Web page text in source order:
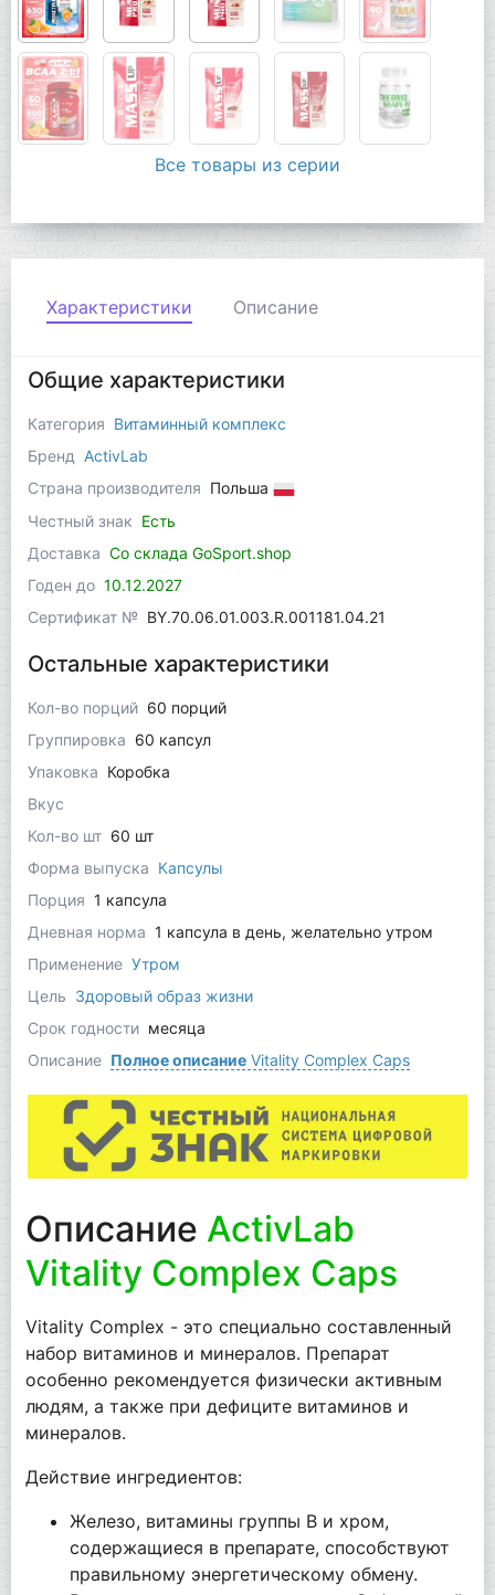
Все товары из серии
Характеристики Описание
Общие характеристики
Категория Витаминный комплекс
Бренд
ActivLab
Страна производителя Польша
Честный знак Есть
Доставка Со склада GoSport.shop
Годен до 10.12.2027
Сертификат № BY.70.06.01.003.R.001181.04.21
Остальные характеристики
Кол-во порций 60 порций
Группировка 60 капсул
Упаковка Коробка
Вкус
Кол-во шт 60 шт
Форма выпуска Капсулы
Порция 1 капсула
Дневная норма 1 капсула в день, желательно утром
Применение Утром
Цель Здоровый образ жизни
Срок годности месяца
Описание Полное описаниеVitality Complex Caps
Описание ActivLab
Vitality Complex Caps
Vitality Complex - это специально составленный
набор витаминов и минералов. Препарат
особенно рекомендуется физически активным
людям, а также при дефиците витаминов и
минералов.
Действие ингредиентов:
Железо, витамины группы В и хром,
содержащиеся в препарате, способствуют
правильному энергетическому обмену.